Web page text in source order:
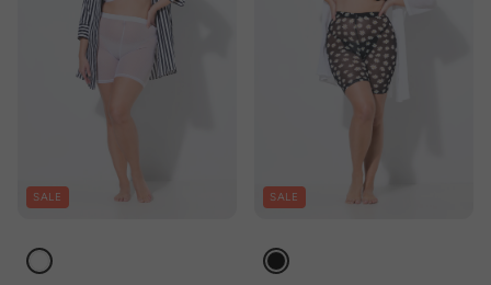
SALE SALE